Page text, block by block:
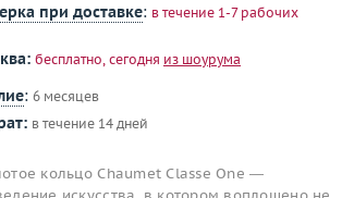
при доставке: в течение 1-7 рабочих
бесплатно, сегодня из шоурума
: 6 месяцев
в течение 14 дней
кольцо Chaumet Classe One —